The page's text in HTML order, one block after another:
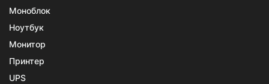
Моноблок
Ноутбук
Монитор
Принтер
UPS